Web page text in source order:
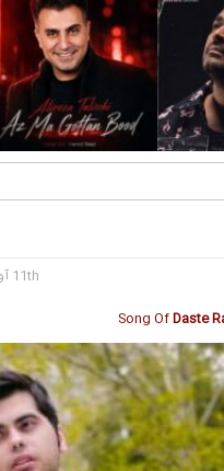
11th آوریل 2017
Song OfDaste